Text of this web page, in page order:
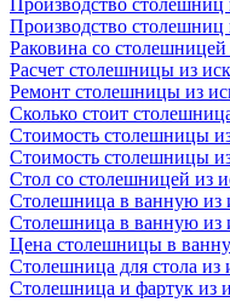
Производство столешниц
Производство столешниц
Раковина со
Расчет столешницы из
Ремонт столешницы из
Сколько стоит
Стоимость столешницы
Стоимость столешницы
Стол со столешницей из
Столешница в ванную из
Столешница в ванную из
Цена столешницы в
Столешница для стола из
Столешница и фартук из